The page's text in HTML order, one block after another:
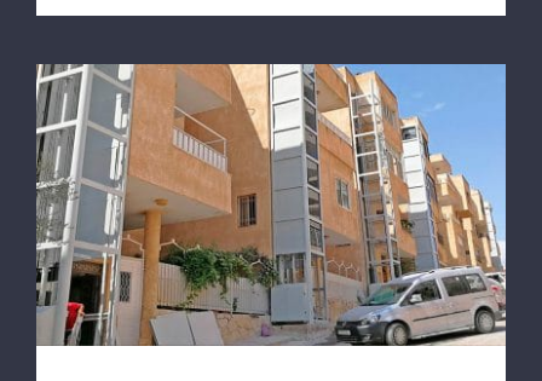
Hidrolik Ev Asansörü Teknolojileri